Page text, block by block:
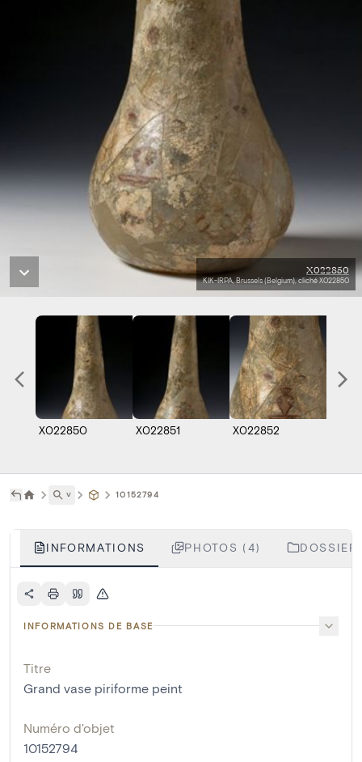
X022850
KIK-IRPA, Brussels (Belgium), cliché X022850
X022850 X022851 X022852
˅ 10152794
INFORMATIONS PHOTOS (4)
INFORMATIONS DE BASE
Titre
Grand vase piriforme peint
Numéro d'objet
10152794